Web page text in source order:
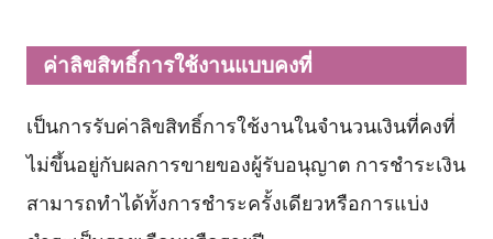
ค่าลิขสิทธิ์การใช้งานแบบคงที่
เป็นการรับค่าลิขสิทธิ์การใช้งานในจำนวนเงินที่คงที่
ไม่ขึ้นอยู่กับผลการขายของผู้รับอนุญาต การชำระเงิน
สามารถทำได้ทั้งการชำระครั้งเดียวหรือการแบ่ง